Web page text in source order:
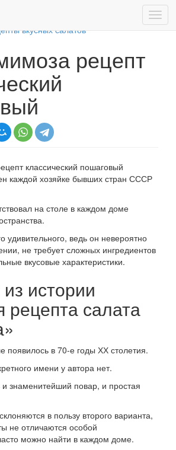
вкусных салатов
рецепт
каждой хозяйке бывших стран СССР
на столе в каждом доме
удивительного, ведь он невероятно
не требует сложных ингредиентов
вкусовые характеристики.
истории
рецепта салата
появилось в 70-е годы ХХ столетия.
имени у автора нет.
и знаменитейший повар, и простая
в пользу второго варианта,
не отличаются особой
можно найти в каждом доме.